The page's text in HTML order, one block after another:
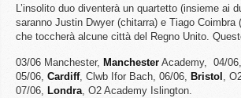
L’insolito duo diventerà un quartetto (insieme ai
saranno Justin Dwyer (chitarra) e Tiago Coimbra
che toccherà alcune città del Regno Unito.
03/06 Manchester, Manchester Academy, 04/
05/06, Cardiff, Clwb Ifor Bach, 06/06, Bristol ,
07/06, Londra, O2 Academy Islington.